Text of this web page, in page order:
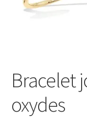
Bracelet
oxydes